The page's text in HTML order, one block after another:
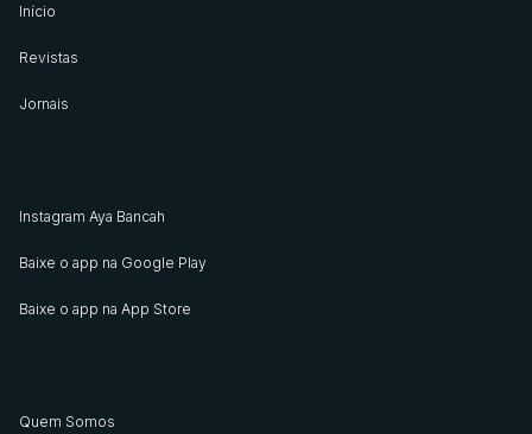
Início
Revistas
Jornais
Instagram Aya Bancah
Baixe o app na Google Play
Baixe o app na App Store
Quem Somos